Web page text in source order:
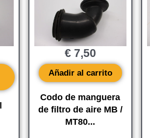
Codo de manguera
de filtro de aire MB /
MT80...
€7,50
Añadir al carrito